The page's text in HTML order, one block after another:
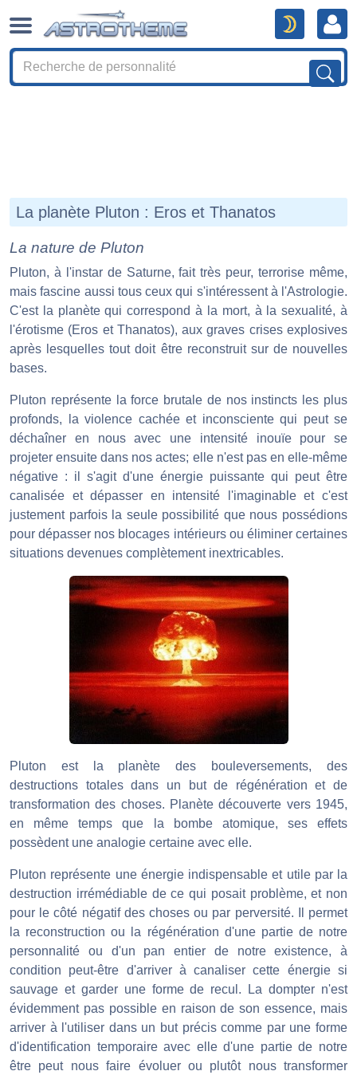
La planète Pluton : Eros et Thanatos
La nature de Pluton
Pluton, à l'instar de Saturne, fait très peur, terrorise même,
mais fascine aussi tous ceux qui s'intéressent à l'Astrologie.
C'est la planète qui correspond à la mort, à la sexualité, à
l'érotisme (Eros et Thanatos), aux graves crises explosives
après lesquelles tout doit être reconstruit sur de nouvelles
bases.
Pluton représente la force brutale de nos instincts les plus
profonds, la violence cachée et inconsciente qui peut se
déchaîner en nous avec une intensité inouïe pour se
projeter ensuite dans nos actes; elle n'est pas en elle-même
négative : il s'agit d'une énergie puissante qui peut être
canalisée et dépasser en intensité l'imaginable et c'est
justement parfois la seule possibilité que nous possédions
pour dépasser nos blocages intérieurs ou éliminer certaines
situations devenues complètement inextricables.
Pluton est la planète des bouleversements, des
destructions totales dans un but de régénération et de
transformation des choses. Planète découverte vers 1945,
en même temps que la bombe atomique, ses effets
possèdent une analogie certaine avec elle.
Pluton représente une énergie indispensable et utile par la
destruction irrémédiable de ce qui posait problème, et non
pour le côté négatif des choses ou par perversité. Il permet
la reconstruction ou la régénération d'une partie de notre
personnalité ou d'un pan entier de notre existence, à
condition peut-être d'arriver à canaliser cette énergie si
sauvage et garder une forme de recul. La dompter n'est
évidemment pas possible en raison de son essence, mais
arriver à l'utiliser dans un but précis comme par une forme
d'identification temporaire avec elle d'une partie de notre
être peut nous faire évoluer ou plutôt nous transformer